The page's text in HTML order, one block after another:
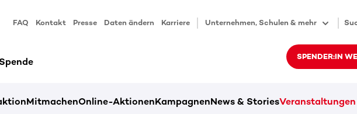
FAQ Kontakt Presse Daten ändern Karriere Unternehmen, Schulen & mehr
SPENDER:IN
MitmachenOnline-AktionenKampagnenNews & StoriesVeranstaltungen